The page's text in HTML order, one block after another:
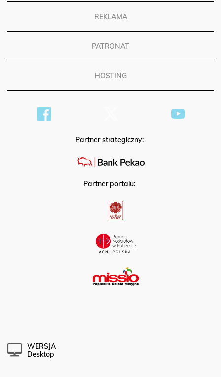
REKLAMA
PATRONAT
HOSTING
Partner strategiczny:
Partner portalu:
WERSJA
Desktop